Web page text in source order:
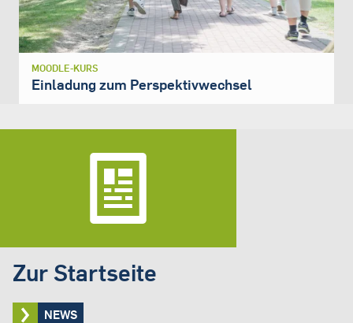
MOODLE-KURS
Einladung zum Perspektivwechsel
Zur Startseite
NEWS